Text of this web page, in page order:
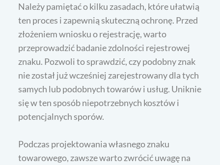
Należy pamiętać o kilku zasadach, które ułatwią
ten proces i zapewnią skuteczną ochronę. Przed
złożeniem wniosku o rejestrację, warto
przeprowadzić badanie zdolności rejestrowej
znaku. Pozwoli to sprawdzić, czy podobny znak
nie został już wcześniej zarejestrowany dla tych
samych lub podobnych towarów i usług. Uniknie
się w ten sposób niepotrzebnych kosztów i
potencjalnych sporów.
Podczas projektowania własnego znaku
towarowego, zawsze warto zwrócić uwagę na